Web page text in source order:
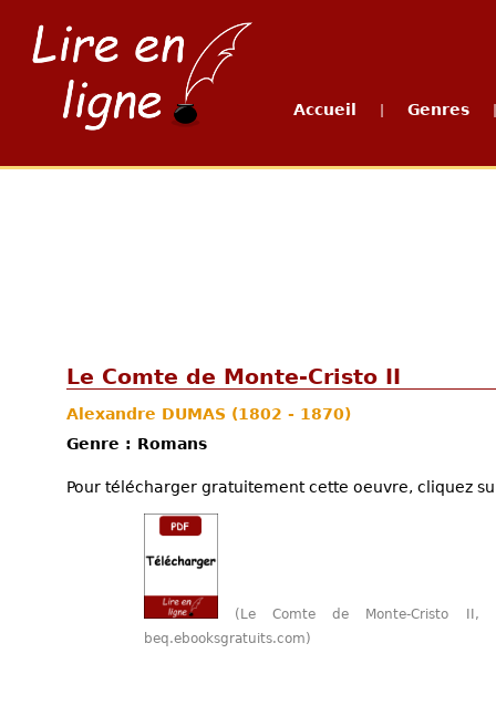
Accueil Genres
Le Comte de Monte-Cristo II
Alexandre DUMAS (1802 - 1870)
Genre : Romans
Pour télécharger gratuitement cette oeuvre, cliquez
(Le Comte de Monte-Cristo II,
beq.ebooksgratuits.com)